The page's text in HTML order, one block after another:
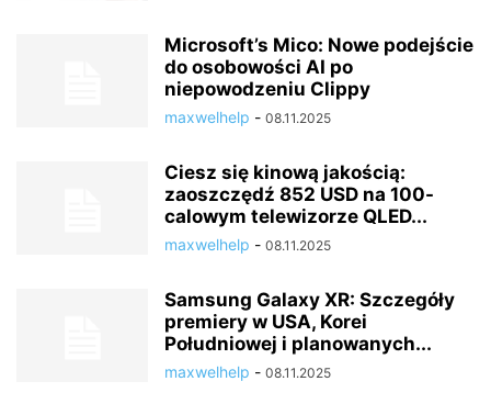
Microsoft’s Mico: Nowe podejście
do osobowości AI po
niepowodzeniu Clippy
maxwelhelp - 08.11.2025
Ciesz się kinową jakością:
zaoszczędź 852 USD na 100-
calowym telewizorze QLED...
maxwelhelp - 08.11.2025
Samsung Galaxy XR: Szczegóły
premiery w USA, Korei
Południowej i planowanych...
maxwelhelp - 08.11.2025